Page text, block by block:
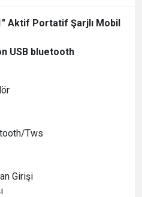
Aktif Portatif Şarjlı Mobil
USB bluetooth
Tws
Girişi